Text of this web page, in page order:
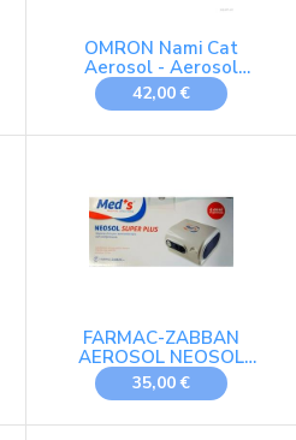
OMRON Nami Cat
Aerosol - Aerosol
bambini, compatta e
potente per trattamenti
42,00 €
FARMAC-ZABBAN
AEROSOL NEOSOL
SUPER PLUS
35,00 €